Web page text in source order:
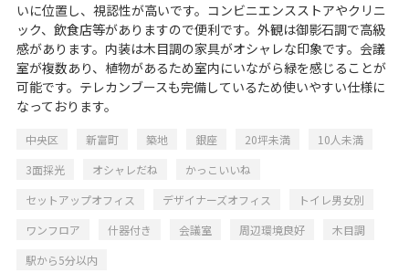
いに位置し、視認性が高いです。コンビニエンスストアやクリニ
ック、飲食店等がありますので便利です。外観は御影石調で高級
感があります。内装は木目調の家具がオシャレな印象です。会議
室が複数あり、植物があるため室内にいながら緑を感じることが
可能です。テレカンブースも完備しているため使いやすい仕様に
なっております。
中央区 新富町 築地 銀座 20坪未満
10人未満
3面採光
オシャレだね
かっこいいね
セットアップオフィス
デザイナーズオフィス
トイレ男女別
ワンフロア
什器付き 会議室 周辺環境良好
木目調
駅から5分以内